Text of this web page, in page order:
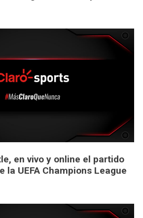
en vivo y online el partido
la UEFA Champions League